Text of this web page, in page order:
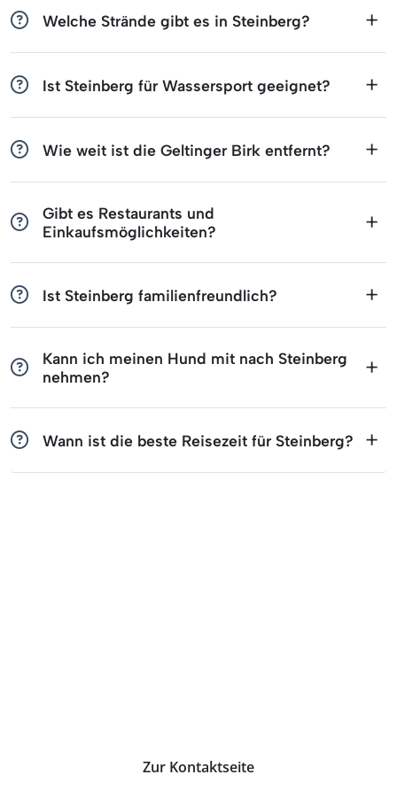
Welche Strände gibt es in Steinberg?
Ist Steinberg für Wassersport geeignet?
Wie weit ist die Geltinger Birk entfernt?
Gibt es Restaurants und
Einkaufsmöglichkeiten?
Ist Steinberg familienfreundlich?
Kann ich meinen Hund mit nach Steinberg
nehmen?
Wann ist die beste Reisezeit für Steinberg?
Zur Kontaktseite